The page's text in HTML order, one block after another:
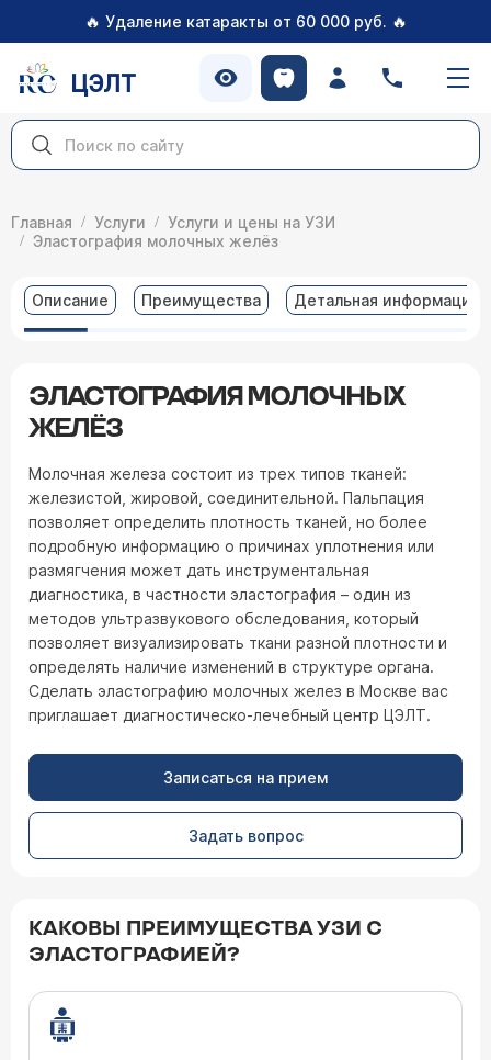
🔥 Удаление катаракты от 60 000 руб. 🔥
ЦЭЛТ
Главная Услуги
Услуги и цены на УЗИ
Эластография молочных желёз
Описание Преимущества Детальная информация
ЭЛАСТОГРАФИЯ МОЛОЧНЫХ
ЖЕЛЁЗ
Молочная железа состоит из трех типов тканей:
железистой, жировой, соединительной. Пальпация
позволяет определить плотность тканей, но более
подробную информацию о причинах уплотнения или
размягчения может дать инструментальная
диагностика, в частности эластография – один из
методов ультразвукового обследования, который
позволяет визуализировать ткани разной плотности и
определять наличие изменений в структуре органа.
Сделать эластографию молочных желез в Москве вас
приглашает диагностическо-лечебный центр ЦЭЛТ.
Записаться на прием
Задать вопрос
КАКОВЫ ПРЕИМУЩЕСТВА УЗИ С
ЭЛАСТОГРАФИЕЙ?